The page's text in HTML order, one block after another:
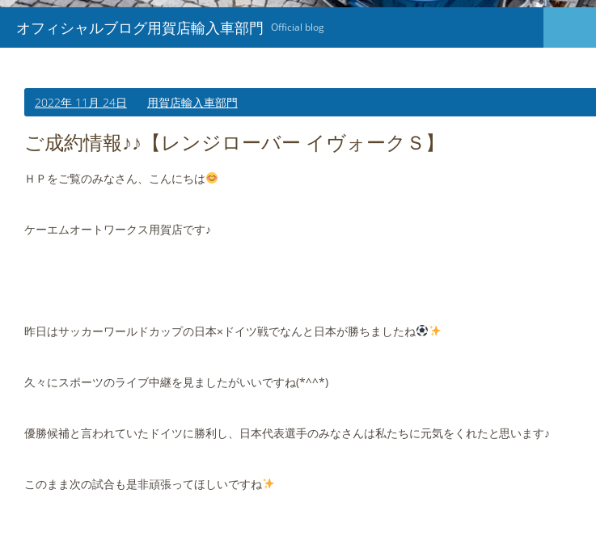
オフィシャルブログ用賀店輸入車部門 Official blog
2022年 11月 24日 用賀店輸入車部門
ご成約情報♪♪【レンジローバー イヴォークＳ】
ＨＰをご覧のみなさん、こんにちは
ケーエムオートワークス用賀店です♪
昨日はサッカーワールドカップの日本×ドイツ戦でなんと日本が勝ちましたね
久々にスポーツのライブ中継を見ましたがいいですね(*^^*)
優勝候補と言われていたドイツに勝利し、日本代表選手のみなさんは私たちに元気をくれたと思います♪
このまま次の試合も是非頑張ってほしいですね